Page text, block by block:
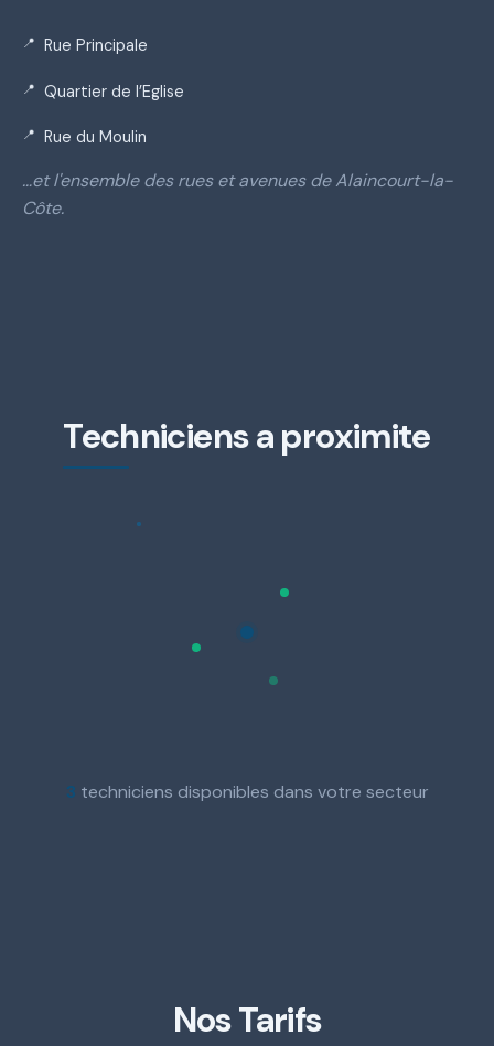
Rue Principale
Quartier de l’Eglise
Rue du Moulin
…et l'ensemble des rues et avenues de Alaincourt-la-
Côte.
Techniciens a proximite
3 techniciens disponibles dans votre secteur
Nos Tarifs